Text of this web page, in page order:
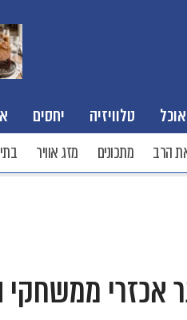
אוכל טלוויזיה יחסים
הרב מתכונים מזג אוויר
ממשחקי